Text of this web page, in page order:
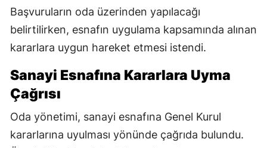
Başvuruların oda üzerinden yapılacağı
belirtilirken, esnafın uygulama kapsamında alınan
kararlara uygun hareket etmesi istendi.
Sanayi Esnafına Kararlara Uyma
Çağrısı
Oda yönetimi, sanayi esnafına Genel Kurul
kararlarına uyulması yönünde çağrıda bulundu.